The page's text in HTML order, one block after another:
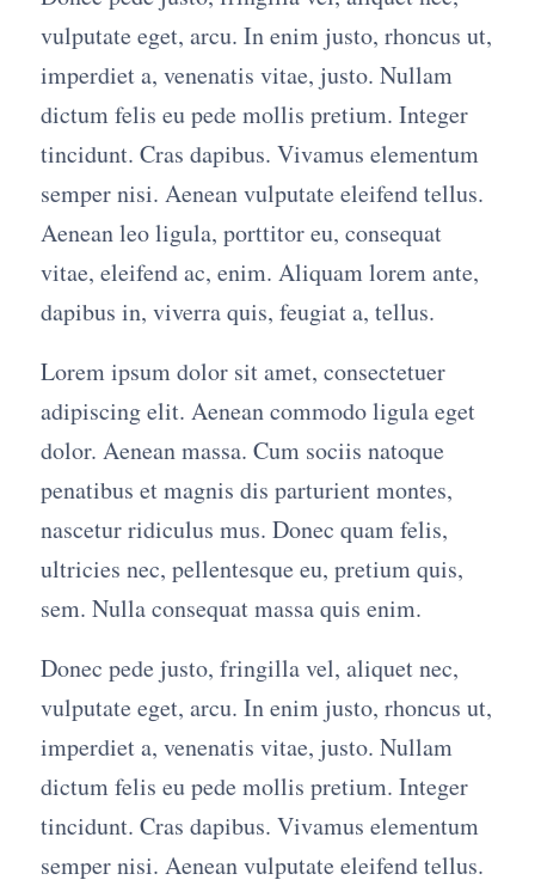
vulputate eget, arcu. In enim justo, rhoncus ut,
imperdiet a, venenatis vitae, justo. Nullam
dictum felis eu pede mollis pretium. Integer
tincidunt. Cras dapibus. Vivamus elementum
semper nisi. Aenean vulputate eleifend tellus.
Aenean leo ligula, porttitor eu, consequat
vitae, eleifend ac, enim. Aliquam lorem ante,
dapibus in, viverra quis, feugiat a, tellus.
Lorem ipsum dolor sit amet, consectetuer
adipiscing elit. Aenean commodo ligula eget
dolor. Aenean massa. Cum sociis natoque
penatibus et magnis dis parturient montes,
nascetur ridiculus mus. Donec quam felis,
ultricies nec, pellentesque eu, pretium quis,
sem. Nulla consequat massa quis enim.
Donec pede justo, fringilla vel, aliquet nec,
vulputate eget, arcu. In enim justo, rhoncus ut,
imperdiet a, venenatis vitae, justo. Nullam
dictum felis eu pede mollis pretium. Integer
tincidunt. Cras dapibus. Vivamus elementum
semper nisi. Aenean vulputate eleifend tellus.